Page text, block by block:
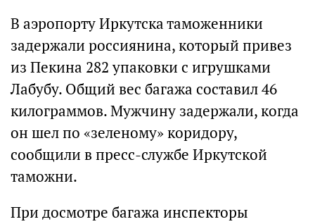
В аэропорту Иркутска таможенники
задержали россиянина, который привез
из Пекина 282 упаковки с игрушками
Лабубу. Общий вес багажа составил 46
килограммов. Мужчину задержали, когда
он шел по «зеленому» коридору,
сообщили в пресс-службе Иркутской
таможни.
При досмотре багажа инспекторы